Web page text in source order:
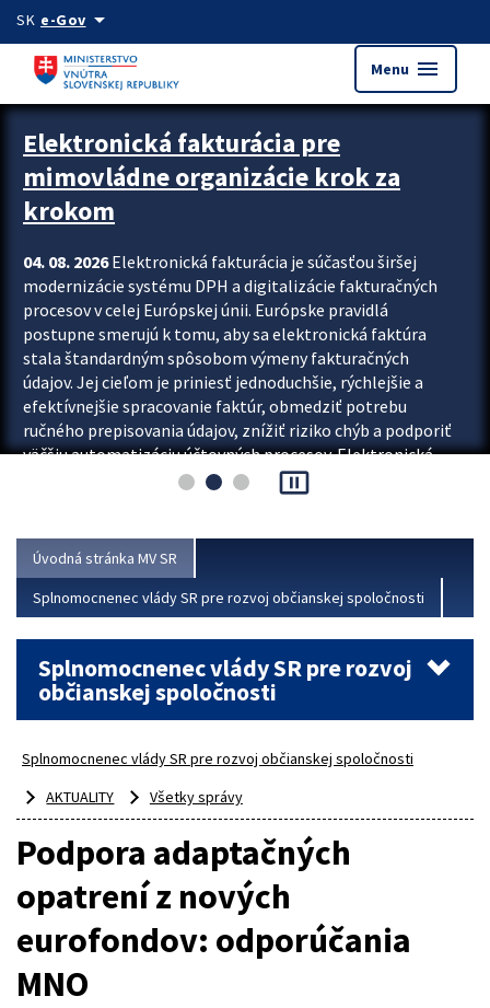
Preskocit na hlavný obsah
SK e-Govarrow_drop_down
Menu menu
Zastavit automatický posun upútavok
Elektronická fakturácia pre
mimovládne organizácie krok za
krokom
04. 08. 2026Elektronická fakturácia je súčasťou širšej
modernizácie systému DPH a digitalizácie fakturačných
procesov v celej Európskej únii. Európske pravidlá
postupne smerujú k tomu, aby sa elektronická faktúra
stala štandardným spôsobom výmeny fakturačných
údajov. Jej cieľom je priniesť jednoduchšie, rýchlejšie a
efektívnejšie spracovanie faktúr, obmedziť potrebu
ručného prepisovania údajov, znížiť riziko chýb a podporiť
väčšiu automatizáciu účtovných procesov. Elektronická
fakturácia preto nepredstavuje...
pause_presentation
Úvodná stránka MV SR
Splnomocnenec vlády SR pre rozvoj občianskej spoločnosti
Splnomocnenec vlády SR pre rozvoj
občianskej spoločnosti
Splnomocnenec vlády SR pre rozvoj občianskej spoločnosti
AKTUALITY
Všetky správy
Podpora adaptačných
opatrení z nových
eurofondov: odporúčania
MNO